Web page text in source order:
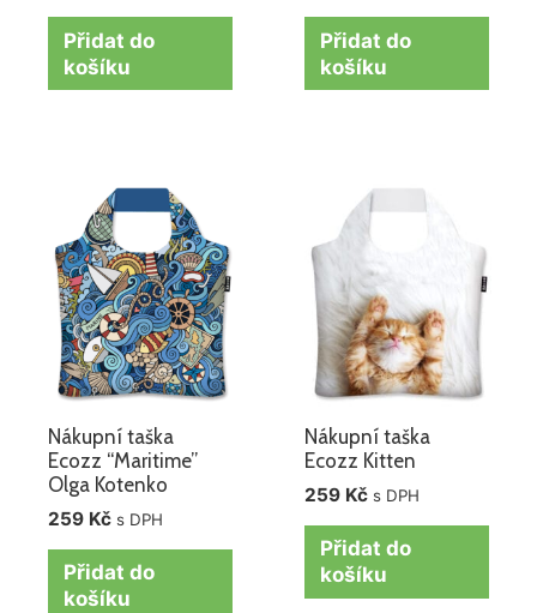
Přidat do
košíku
Přidat do
košíku
Nákupní taška
Ecozz “Maritime”
Olga Kotenko
259 Kč s DPH
Přidat do
košíku
Nákupní taška
Ecozz Kitten
259 Kč s DPH
Přidat do
košíku